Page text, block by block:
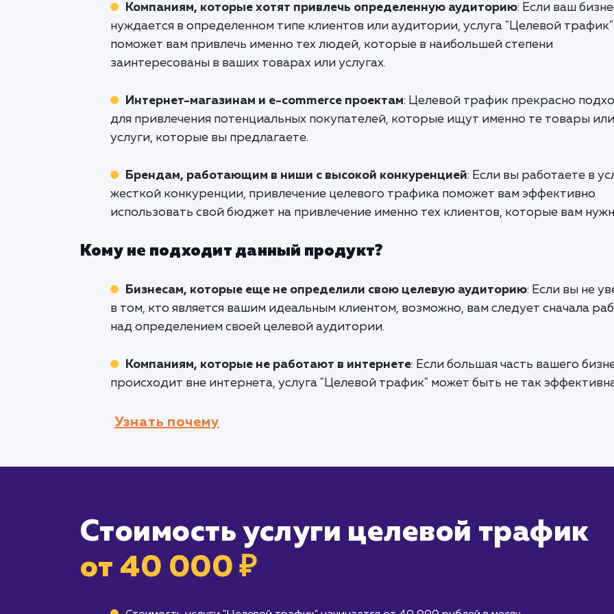
Компаниям, которые хотят привлечь определенную аудиторию: Если ваш
нуждается в определенном типе клиентов или аудитории, услуга "Целевой трафик"
поможет вам привлечь именно тех людей, которые в наибольшей степени
заинтересованы в ваших товарах или услугах.
Интернет-магазинам и e-commerce проектам: Целевой трафик прекрасно
для привлечения потенциальных покупателей, которые ищут именно те товары или
услуги, которые вы предлагаете.
Брендам, работающим в ниши с высокой конкуренцией: Если вы работаете в
жесткой конкуренции, привлечение целевого трафика поможет вам эффективно
использовать свой бюджет на привлечение именно тех клиентов, которые вам
Кому не подходит данный продукт?
Бизнесам, которые еще не определили свою целевую аудиторию: Если вы не
в том, кто является вашим идеальным клиентом, возможно, вам следует сначала
над определением своей целевой аудитории.
Компаниям, которые не работают в интернете: Если большая часть вашего
происходит вне интернета, услуга "Целевой трафик" может быть не так
Узнать почему
Стоимость услуги целевой трафик
от 40 000 ₽